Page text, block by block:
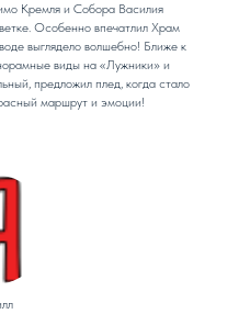
Кремля и Собора Василия
Особенно впечатлил Храм
выглядело волшебно! Ближе к
виды на «Лужники» и
предложил плед, когда стало
маршрут и эмоции!